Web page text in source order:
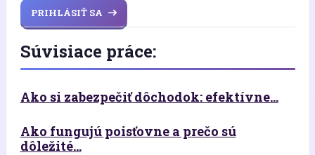
PRIHLÁSIŤ SA
Súvisiace práce:
Ako si zabezpečiť dôchodok: efektívne...
Ako fungujú poisťovne a prečo sú
dôležité...